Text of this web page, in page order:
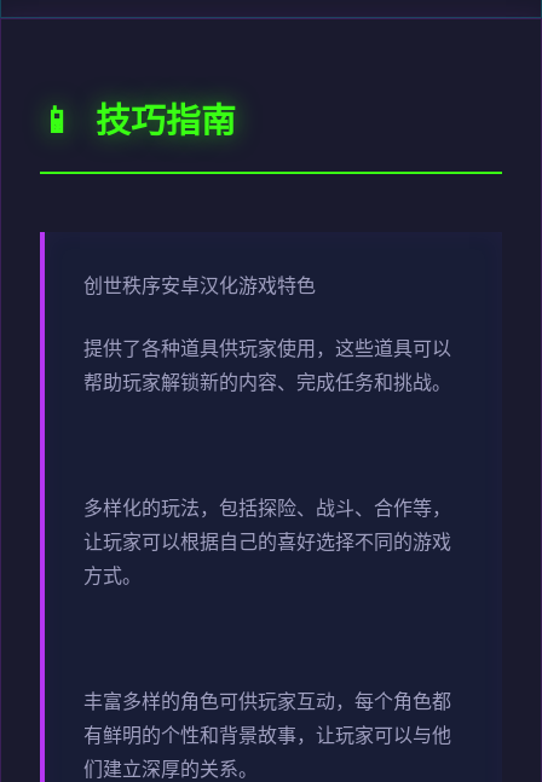
📱 技巧指南
创世秩序安卓汉化游戏特色
提供了各种道具供玩家使用，这些道具可以
帮助玩家解锁新的内容、完成任务和挑战。
多样化的玩法，包括探险、战斗、合作等，
让玩家可以根据自己的喜好选择不同的游戏
方式。
丰富多样的角色可供玩家互动，每个角色都
有鲜明的个性和背景故事，让玩家可以与他
们建立深厚的关系。